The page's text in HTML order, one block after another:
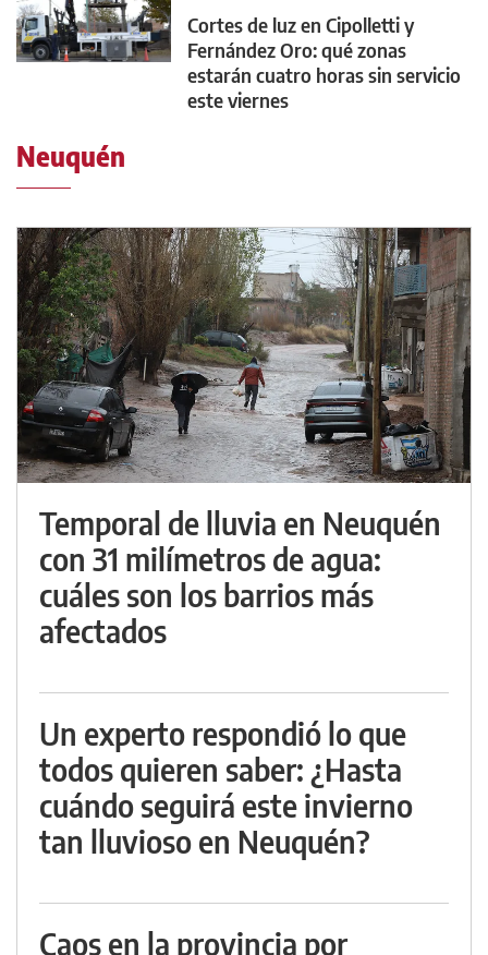
Cortes de luz en Cipolletti y
Fernández Oro: qué zonas
estarán cuatro horas sin servicio
este viernes
Neuquén
Temporal de lluvia en Neuquén
con 31 milímetros de agua:
cuáles son los barrios más
afectados
Un experto respondió lo que
todos quieren saber: ¿Hasta
cuándo seguirá este invierno
tan lluvioso en Neuquén?
Caos en la provincia por